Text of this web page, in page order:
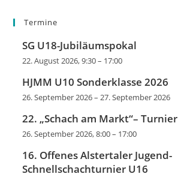
Termine
SG U18-Jubiläumspokal
22. August 2026, 9:30– 17:00
HJMM U10 Sonderklasse 2026
26. September 2026–27. September 2026
22. „Schach am Markt“– Turnier
26. September 2026, 8:00– 17:00
16. Offenes Alstertaler Jugend-
Schnellschachturnier U16